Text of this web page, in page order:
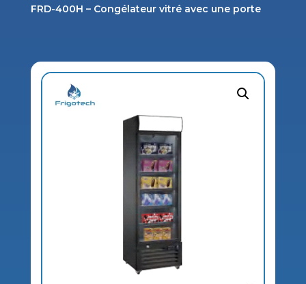
FRD-400H – Congélateur vitré avec une porte